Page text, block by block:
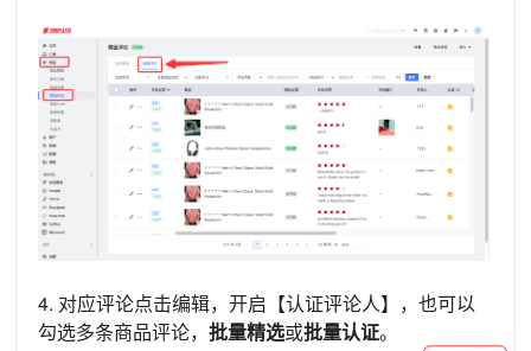
4. 对应评论点击编辑，开启【认证评论人】，也可以
勾选多条商品评论， 批量精选或批量认证。